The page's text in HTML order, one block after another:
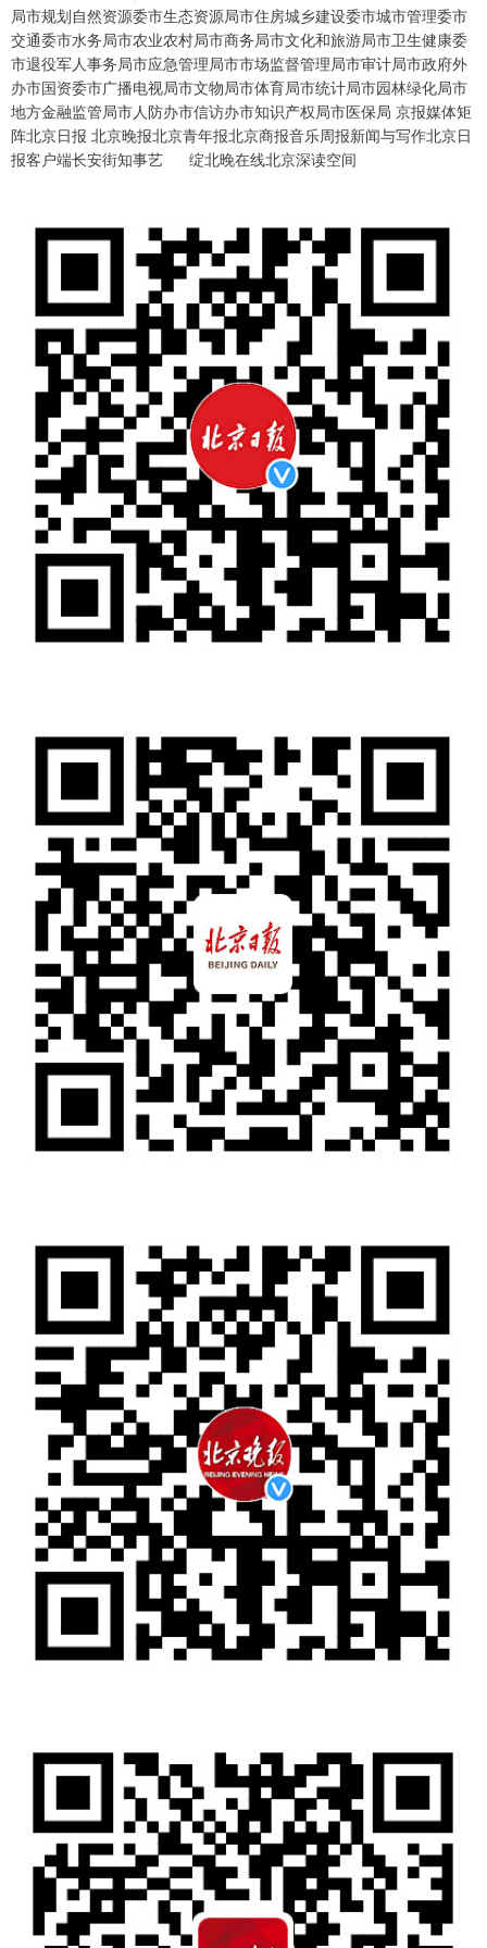
局市规划自然资源委市生态资源局市住房城乡建设委市城市管理委市
交通委市水务局市农业农村局市商务局市文化和旅游局市卫生健康委
市退役军人事务局市应急管理局市市场监督管理局市审计局市政府外
办市国资委市广播电视局市文物局市体育局市统计局市园林绿化局市
地方金融监管局市人防办市信访办市知识产权局市医保局 京报媒体矩
阵北京日报 北京晚报北京青年报北京商报音乐周报新闻与写作北京日
报客户端长安街知事艺 绽北晚在线北京深读空间